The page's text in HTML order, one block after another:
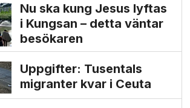
Nu ska kung Jesus lyftas
i Kungsan – detta väntar
besökaren
Uppgifter: Tusentals
migranter kvar i Ceuta